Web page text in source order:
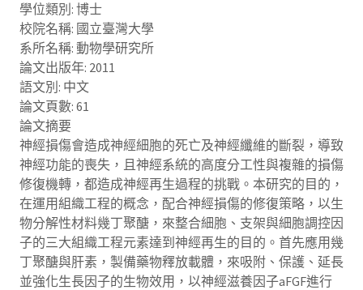
學位類別: 博士
校院名稱: 國立臺灣大學
系所名稱: 動物學研究所
論文出版年: 2011
語文別: 中文
論文頁數: 61
論文摘要
神經損傷會造成神經細胞的死亡及神經纖維的斷裂，導致
神經功能的喪失，且神經系統的高度分工性與複雜的損傷
修復機轉，都造成神經再生過程的挑戰。本研究的目的，
在運用組織工程的概念，配合神經損傷的修復策略，以生
物分解性材料幾丁聚醣，來整合細胞、支架與細胞調控因
子的三大組織工程元素達到神經再生的目的。首先應用幾
丁聚醣與肝素，製備藥物釋放載體，來吸附、保護、延長
並強化生長因子的生物效用，以神經滋養因子aFGF進行